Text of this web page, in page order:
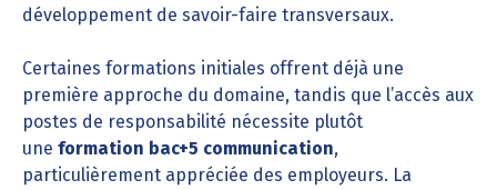
développement de savoir-faire transversaux.
Certaines formations initiales offrent déjà une
première approche du domaine, tandis que l’accès aux
postes de responsabilité nécessite plutôt
une formation bac+5 communication,
particulièrement appréciée des employeurs. La